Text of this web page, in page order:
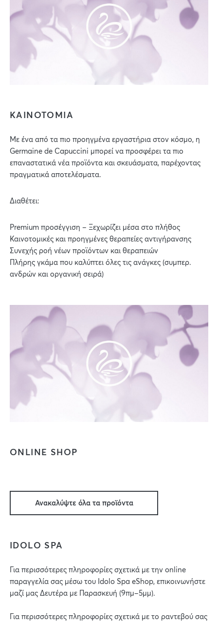
ΚΑΙΝΟΤΟΜΙΑ
Με ένα από τα πιο προηγμένα εργαστήρια στον κόσμο, η
Germaine de Capuccini μπορεί να προσφέρει τα πιο
επαναστατικά νέα προϊόντα και σκευάσματα, παρέχοντας
πραγματικά αποτελέσματα.
Διαθέτει:
Premium προσέγγιση – Ξεχωρίζει μέσα στο πλήθος
Καινοτομικές και προηγμένες θεραπείες αντιγήρανσης
Συνεχής ροή νέων προϊόντων και θεραπειών
Πλήρης γκάμα που καλύπτει όλες τις ανάγκες (συμπερ.
ανδρών και οργανική σειρά)
ONLINE SHOP
Ανακαλύψτε όλα τα προϊόντα
IDOLO SPA
Για περισσότερες πληροφορίες σχετικά με την online
παραγγελία σας μέσω του Idolo Spa eShop, επικοινωνήστε
μαζί μας Δευτέρα με Παρασκευή (9πμ–5μμ).
Για περισσότερες πληροφορίες σχετικά με το ραντεβού σας